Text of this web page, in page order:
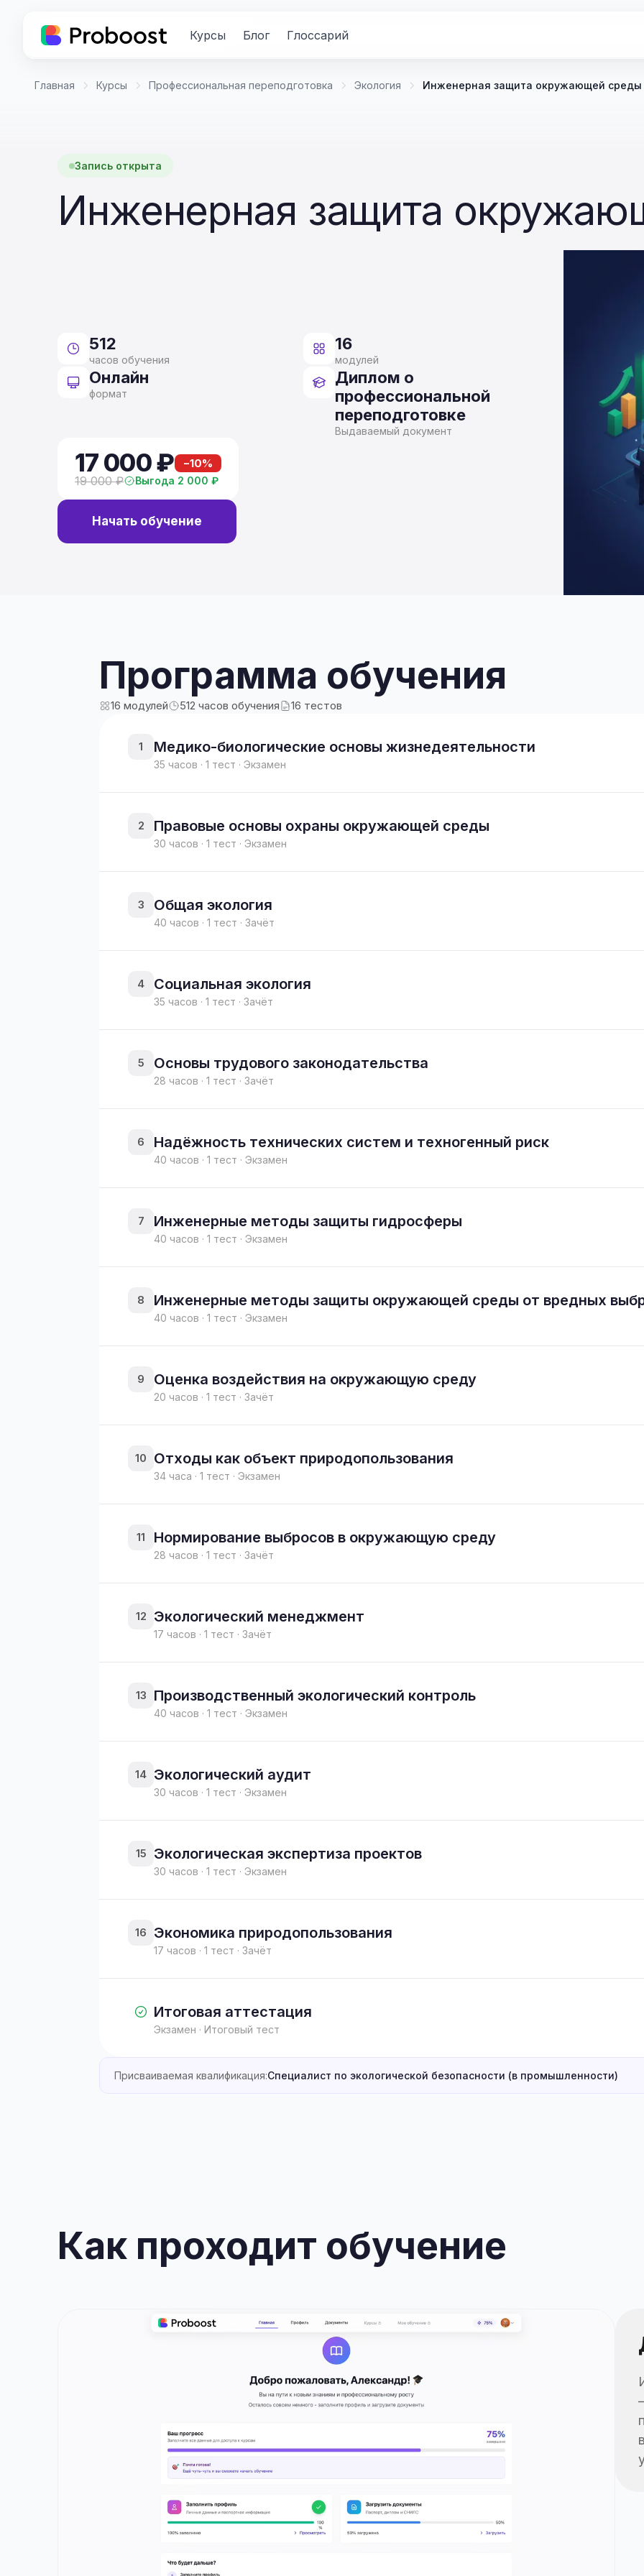
Курсы Блог Глоссарий
Главная Курсы Профессиональная переподготовка Экология Инженерная защита окружающей среды
Запись открыта
Инженерная защита
512
часов обучения
16
модулей
Онлайн
формат
Диплом о
профессиональной
переподготовке
Выдаваемый документ
17 000 ₽ −10%
19 000 ₽ Выгода 2 000 ₽
Начать обучение
Программа обучения
16 модулей 512 часов обучения 16 тестов
1 Медико-биологические основы жизнедеятельности
35 часов · 1 тест · Экзамен
2 Правовые основы охраны окружающей среды
30 часов · 1 тест · Экзамен
3 Общая экология
40 часов · 1 тест · Зачёт
4 Социальная экология
35 часов · 1 тест · Зачёт
5 Основы трудового законодательства
28 часов · 1 тест · Зачёт
6 Надёжность технических систем и техногенный риск
40 часов · 1 тест · Экзамен
7 Инженерные методы защиты гидросферы
40 часов · 1 тест · Экзамен
8 Инженерные методы защиты окружающей среды от вредных
40 часов · 1 тест · Экзамен
9 Оценка воздействия на окружающую среду
20 часов · 1 тест · Зачёт
10 Отходы как объект природопользования
34 часа · 1 тест · Экзамен
11 Нормирование выбросов в окружающую среду
28 часов · 1 тест · Зачёт
12 Экологический менеджмент
17 часов · 1 тест · Зачёт
13 Производственный экологический контроль
40 часов · 1 тест · Экзамен
14 Экологический аудит
30 часов · 1 тест · Экзамен
15 Экологическая экспертиза проектов
30 часов · 1 тест · Экзамен
16 Экономика природопользования
17 часов · 1 тест · Зачёт
Итоговая аттестация
Экзамен · Итоговый тест
Присваиваемая квалификация:Специалист по экологической безопасности (в промышленности)
Как проходит обучение